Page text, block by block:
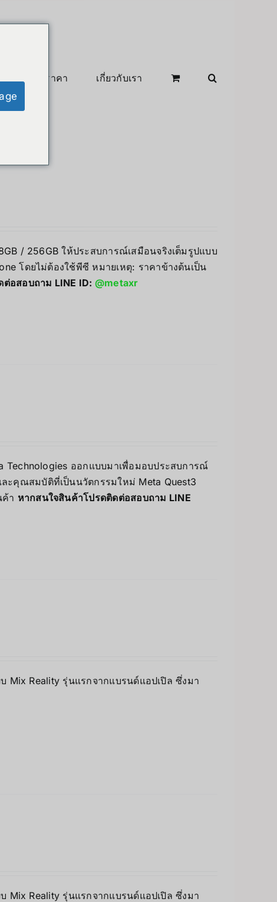
สินค้าลดราคา เกี่ยวกับเรา
/ 256GB ให้ประสบการณ์เสมือนจริงเต็มรูปแบบ
โดยไม่ต้องใช้พีซี หมายเหตุ: ราคาข้างต้นเป็น
อสอบถาม LINE ID: @metaxr
Technologies ออกแบบมาเพื่อมอบประสบการณ์
ะคุณสมบัติที่เป็นนวัตกรรมใหม่ Meta Quest3
า หากสนใจสินค้าโปรดติดต่อสอบถาม LINE
Mix Reality รุ่นแรกจากแบรนด์แอปเปิล ซึ่งมา
Mix Reality รุ่นแรกจากแบรนด์แอปเปิล ซึ่งมา